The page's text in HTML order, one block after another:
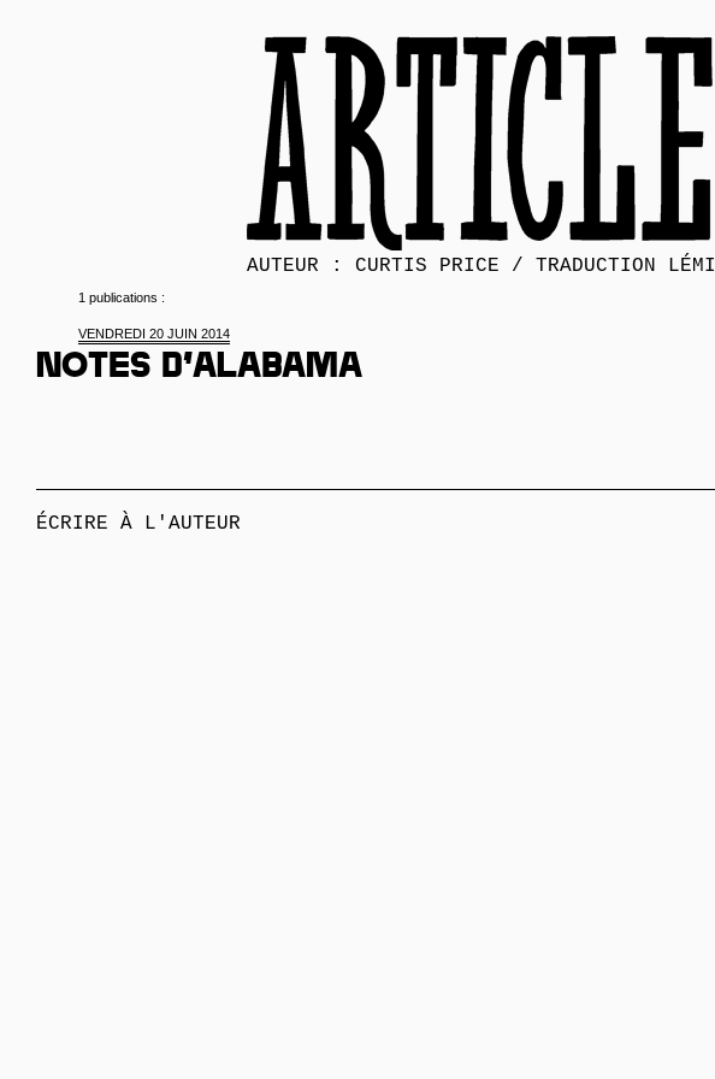
AUTEUR : CURTIS PRICE / TRADUCTION LÉMI
1 publications :
VENDREDI 20 JUIN 2014
Notes d’Alabama
ÉCRIRE À L'AUTEUR